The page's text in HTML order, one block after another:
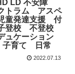
LD 不安障
トラム アスペ
発達支援 付
登校 不登校
ュケーション
育て 日常
2022.07.13